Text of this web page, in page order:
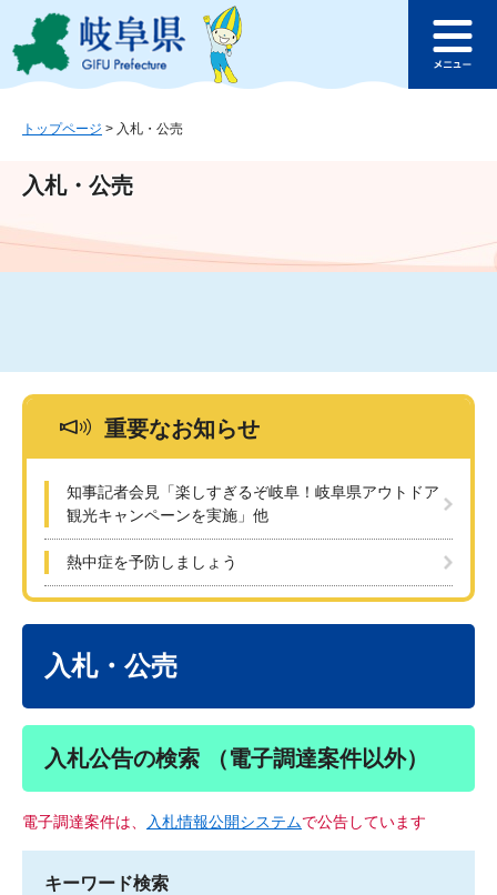
ジ
ュ
文
このページの本文へ
ュ
トップページ > 入札・公売
入札・公売
重要なお知らせ
知事記者会見「楽しすぎるぞ岐阜！岐阜県アウトドア
観光キャンペーンを実施」他
熱中症を予防しましょう
入札・公売
入札公告の検索 （電子調達案件以外）
電子調達案件は、 入札情報公開システムで公告しています
キーワード検索